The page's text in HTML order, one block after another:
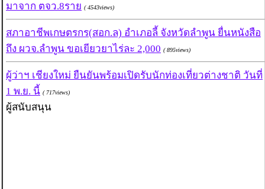
มาจาก ตจว.8ราย ( 4543views)
สภาอาชีพเกษตรกร(สอก.ล) อำเภอลี้ จังหวัดลำพูน ยื่นหนังสือ
ถึง ผวจ.ลำพูน ขอเยียวยาไร่ละ 2,000 ( 895views)
ผู้ว่าฯ เชียงใหม่ ยืนยันพร้อมเปิดรับนักท่องเที่ยวต่างชาติ วันที่
1 พ.ย. นี้ ( 717views)
ผู้สนับสนุน